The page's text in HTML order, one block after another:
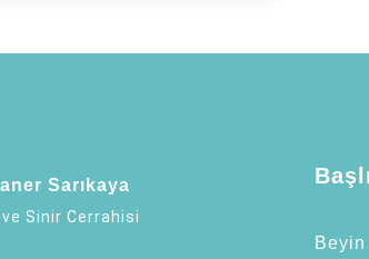
Sarıkaya
ve Sinir Cerrahisi
Beyin